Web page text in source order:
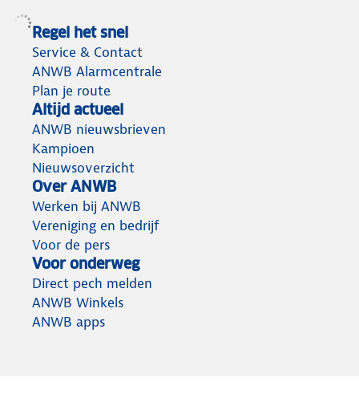
Regel het snel
Service & Contact
ANWB Alarmcentrale
Plan je route
Altijd actueel
ANWB nieuwsbrieven
Kampioen
Nieuwsoverzicht
Over ANWB
Werken bij ANWB
Vereniging en bedrijf
Voor de pers
Voor onderweg
Direct pech melden
ANWB Winkels
ANWB apps